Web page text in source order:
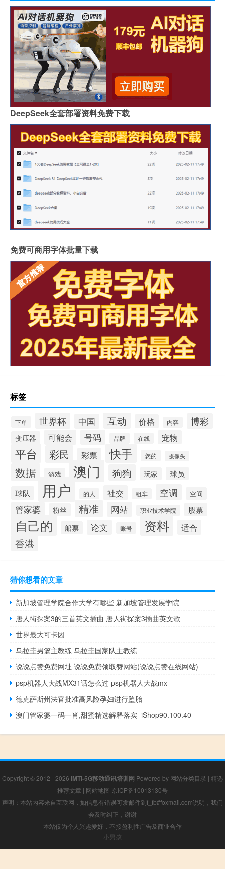
DeepSeek全套部署资料免费下载
免费可商用字体批量下载
标签
下单 世界杯 中国 互动 价格 内容 博彩
变压器 可能会 号码 品牌 在线 宠物
平台 彩民 彩票 快手 您的 摄像头
数据 游戏 澳门 狗狗 玩家
球员
球队
用户 的人 社交 租车 空调 空间
管家婆 粉丝 精准 网站 职业技术学院 股票
自己的 船票 论文 账号 资料 适合
香港
猜你想看的文章
新加坡管理学院合作大学有哪些 新加坡管理发展学院
唐人街探案3的三首英文插曲 唐人街探案3插曲英文歌
世界最大可卡因
乌拉圭男篮主教练 乌拉圭国家队主教练
说说点赞免费网址 说说免费领取赞网站(说说点赞在线网站)
psp机器人大战MX31话怎么过 psp机器人大战mx
德克萨斯州法官批准高风险孕妇进行堕胎
澳门管家婆一码一肖,甜蜜精选解释落实_iShop90.100.40
Copyright © 2012 - 2026 IMTI-5G移动通讯培训网 Powered by 网站分类目录 | 精选
推荐文章 | 网站地图 京ICP备10013130号
声明：本站内容来自互联网，如信息有错误可发邮件到f_fb#foxmail.com说明，我们
会及时纠正，谢谢
本站仅为个人兴趣爱好，不接盈利性广告及商业合作
小男孩